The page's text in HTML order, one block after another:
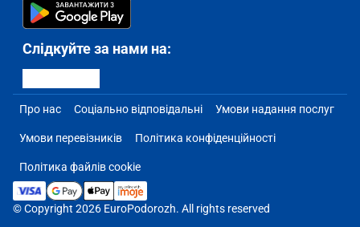
Слідкуйте за нами на:
Про нас Соціально відповідальні Умови надання послуг
Умови перевізників Політика конфіденційності
Політика файлів cookie
© Copyright 2026 EuroPodorozh. All rights reserved